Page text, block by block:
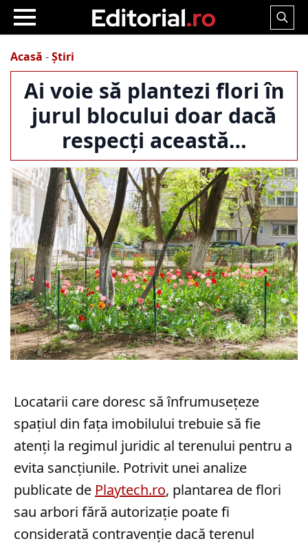
Search
Acasă -Știri
Ai voie să plantezi flori în
jurul blocului doar dacă
respecți această…
Locatarii care doresc să înfrumusețeze
spațiul din fața imobilului trebuie să fie
atenți la regimul juridic al terenului pentru a
evita sancțiunile. Potrivit unei analize
publicate de Playtech.ro, plantarea de flori
sau arbori fără autorizație poate fi
considerată contravenție dacă terenul